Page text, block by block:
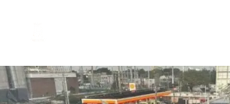
Inicio Real FM